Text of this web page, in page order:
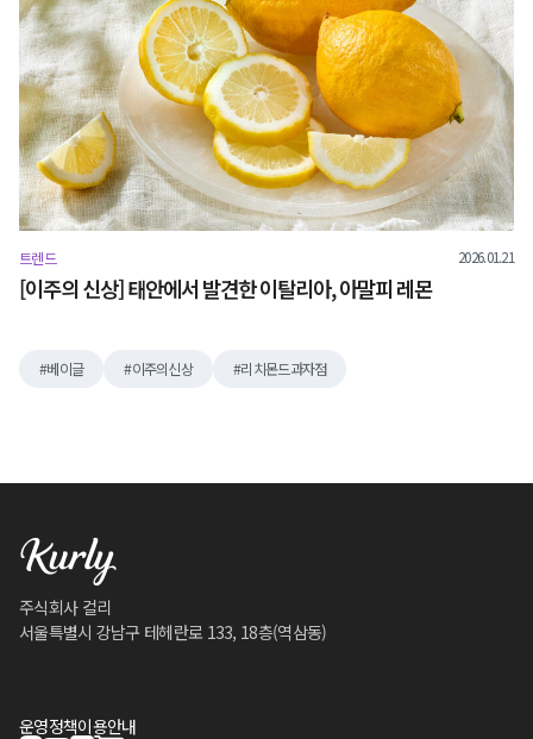
트렌드 2026.01.21
[이주의 신상] 태안에서 발견한 이탈리아, 아말피 레몬
베이글 이주의신상 리치몬드과자점
주식회사 컬리
서울특별시 강남구 테헤란로 133, 18층(역삼동)
운영정책이용안내